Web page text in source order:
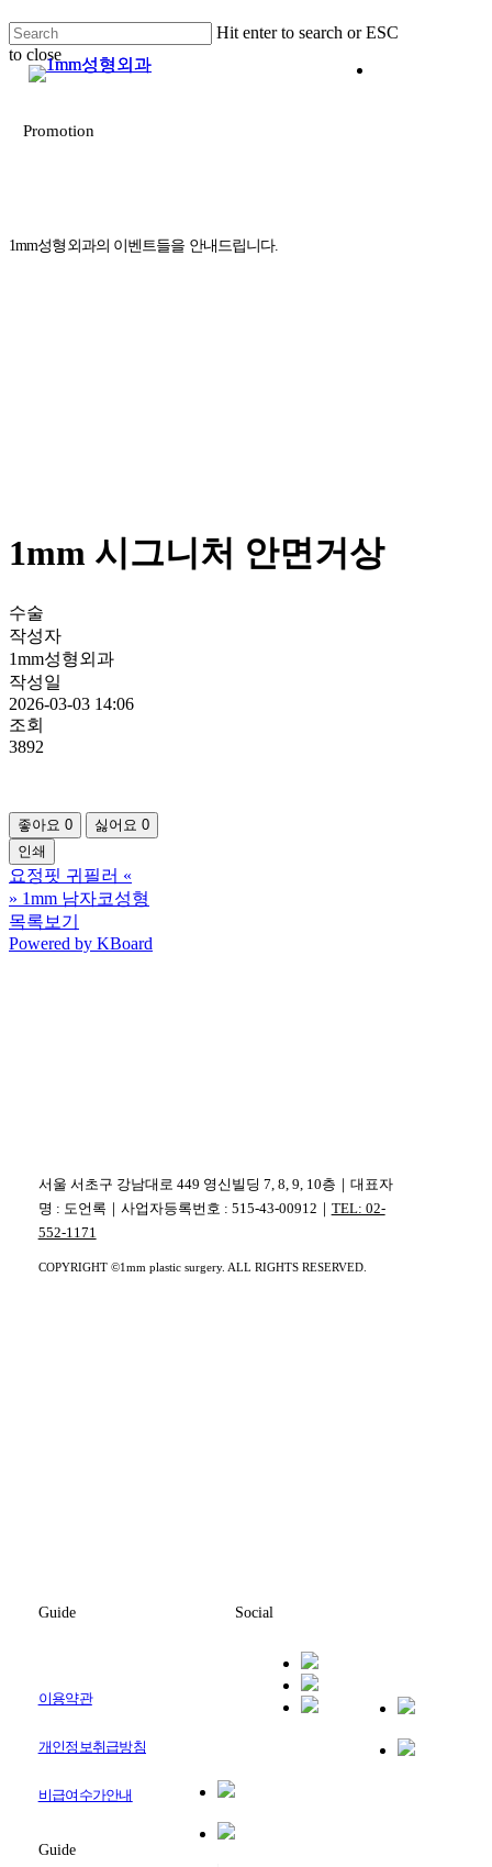
to
main
content
Hit enter to search or ESC
to close
Close
Promotion
1mm성형외과의 이벤트들을 안내드립니다.
1mm 시그니처 안면거상
수술
작성자
1mm성형외과
작성일
2026-03-03 14:06
조회
3892
좋아요 0 싫어요 0
인쇄
요정핏 귀필러 «
» 1mm 남자코성형
목록보기
Powered by KBoard
서울 서초구 강남대로 449 영신빌딩 7, 8, 9, 10층｜대표자
명 : 도언록｜사업자등록번호 : 515-43-00912｜ TEL: 02-
552-1171
COPYRIGHT ©1mm plastic surgery. ALL RIGHTS RESERVED.
Guide
이용약관
개인정보취급방침
비급여수가안내
Guide
Social